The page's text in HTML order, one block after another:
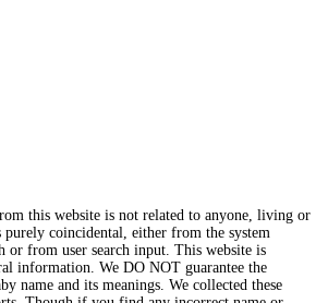
this website is not related to anyone, living or
coincidental, either from the system
or from user search input. This website is
information. We DO NOT guarantee the
name and its meanings. We collected these